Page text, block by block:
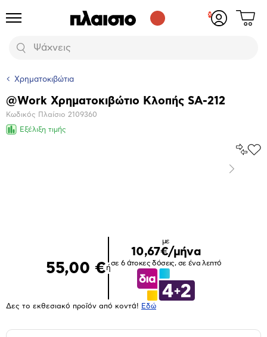
Προϊόντα
Αναζήτηση
Δες
Χρηματοκιβώτια
Βασικά
χαρακτηριστικά
@Work Χρηματοκιβώτιο Κλοπής SA-212
Κωδικός Πλαίσιο 2109360
Εξέλιξη τιμής
Επόμενο
55,00 €ή
με
10,67€/μήνα
σε 6 άτοκες δόσεις, σε ένα λεπτό
Δες το εκθεσιακό προϊόν από κοντά! Eδώ